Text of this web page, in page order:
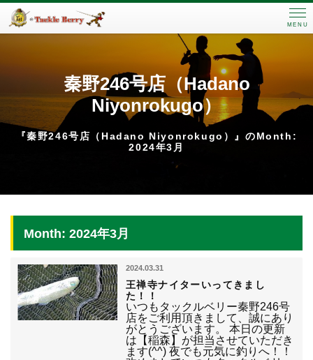
MENU
秦野246号店（Hadano
Niyonrokugo）
『秦野246号店（Hadano Niyonrokugo）』のMonth:
2024年3月
Month: 2024年3月
2024.03.31
王禅寺ナイターいってきまし
た！！
いつもタックルベリー秦野246号
店をご利用頂きまして、誠にあり
がとうございます。 本日の更新
は【稲森】が担当させていただき
ます(^^) 夜でも元気に釣りへ！！